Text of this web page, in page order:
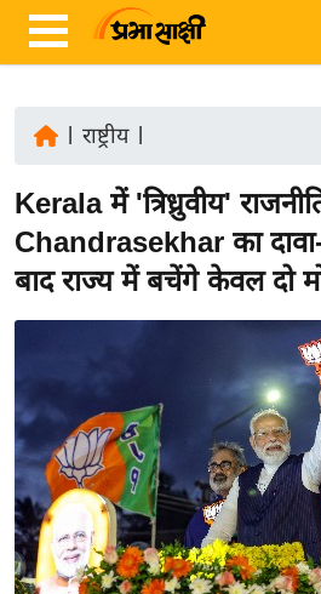
ज़ा
ख
र
य
अं
त
र्रा
ष्ट्री
य
राष्ट्रीय|
Kerala में 'त्रिध्रुवीय'
Chandrasekhar का
बाद राज्य में बचेंगे केवल दो